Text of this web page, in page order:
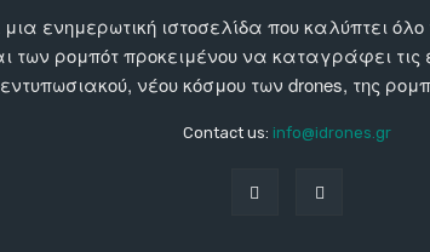
μια ενημερωτική ιστοσελίδα που καλύπτει
των ρομπότ προκειμένου να καταγράφει τις
νέου κόσμου των drones, της
Contact us: info@idrones.gr